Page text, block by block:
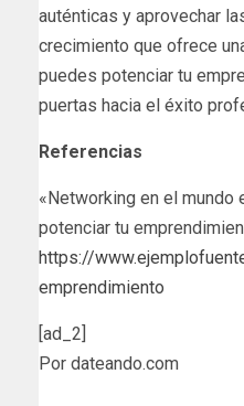
auténticas y aprovechar
crecimiento que ofrece
puedes potenciar tu
puertas hacia el éxito
Referencias
«Networking en el mundo
potenciar tu
https://
emprendimiento
[ad_2]
Por dateando.com